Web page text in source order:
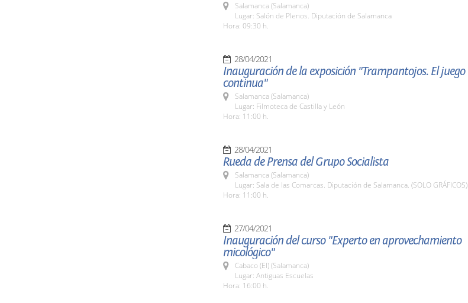
Salamanca (Salamanca)
Lugar: Salón de Plenos. Diputación de Salamanca
Hora: 09:30 h.
28/04/2021
Inauguración de la exposición "Trampantojos. El juego
continua"
Salamanca (Salamanca)
Lugar: Filmoteca de Castilla y León
Hora: 11:00 h.
28/04/2021
Rueda de Prensa del Grupo Socialista
Salamanca (Salamanca)
Lugar: Sala de las Comarcas. Diputación de Salamanca. (SOLO GRÁFICOS)
Hora: 11:00 h.
27/04/2021
Inauguración del curso "Experto en aprovechamiento
micológico"
Cabaco (El) (Salamanca)
Lugar: Antiguas Escuelas
Hora: 16:00 h.